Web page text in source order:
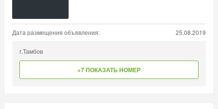
Дата размещения объявления: 25.08.2019
г.Тамбов
+7 ПОКАЗАТЬ НОМЕР